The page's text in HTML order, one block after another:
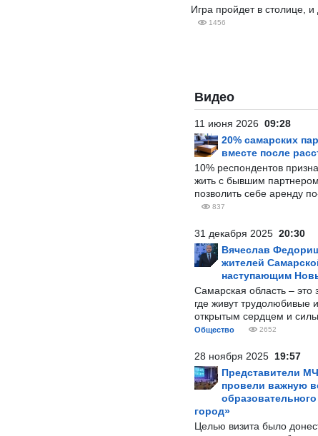
Игра пройдет в столице,
1456
Видео
11 июня 2026 09:28
20% самарских
вместе после
10% респондентов
жить с бывшим партнером
позволить себе аренду
837
31 декабря 2025 20:30
Вячеслав
жителей
наступающим
Самарская область – это
где живут трудолюбивые
открытым сердцем и
Общество 2652
28 ноября 2025 19:57
Представители
провели важную
город»
Целью визита было